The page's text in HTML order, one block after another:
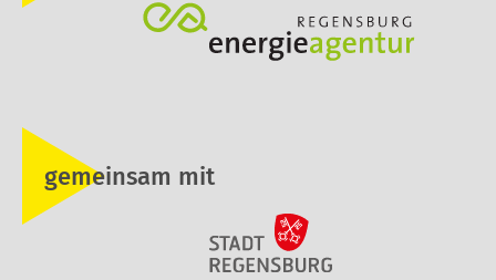
gemeinsam mit